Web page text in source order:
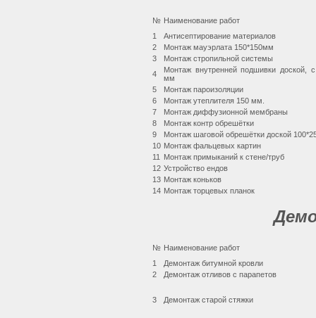
№ Наименование работ
1
Антисептирование материалов
2
Монтаж мауэрлата 150*150мм
3
Монтаж стропильной системы
4
Монтаж внутренней подшивки доской,
мм
5
Монтаж пароизоляции
6
Монтаж утеплителя 150 мм.
7
Монтаж диффузионной мембраны
8
Монтаж контр обрешётки
9
Монтаж шаговой обрешётки доской
10 Монтаж фальцевых картин
11
Монтаж примыканий к стене/труб
12 Устройство ендов
13 Монтаж коньков
14 Монтаж торцевых планок
№ Наименование работ
1
Демонтаж битумной кровли
2
Демонтаж отливов с парапетов
3 Демонтаж старой стяжки